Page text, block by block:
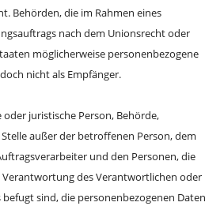
Behörden, die im Rahmen eines
nach dem Unionsrecht oder
möglicherweise personenbezogene
nicht als Empfänger.
juristische Person, Behörde,
außer der betroffenen Person, dem
und den Personen, die
des Verantwortlichen oder
sind, die personenbezogenen Daten